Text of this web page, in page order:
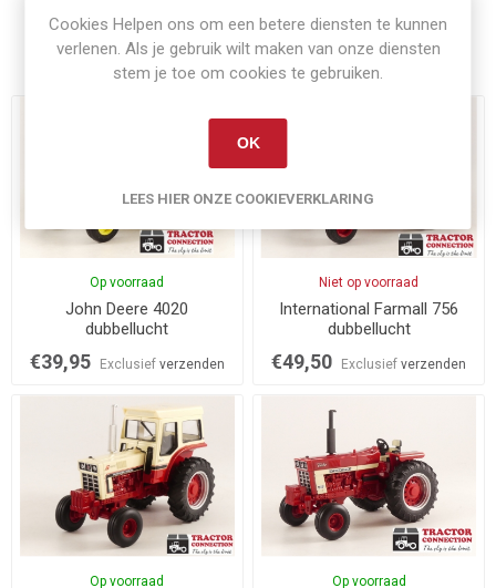
Gerelateerde producten
Op voorraad
John Deere 4020
dubbellucht
€39,95 Exclusief verzenden
Niet op voorraad
International Farmall 756
dubbellucht
€49,50 Exclusiefverzenden
Op voorraad Op voorraad
Cookies Helpen ons om een betere diensten te kunnen
verlenen. Als je gebruik wilt maken van onze diensten
stem je toe om cookies te gebruiken.
OK
LEES HIER ONZE COOKIEVERKLARING